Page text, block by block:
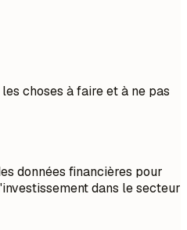
choses à faire et à ne pas
données financières pour
dans le secteur